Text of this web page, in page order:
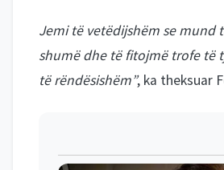
Jemi të vetëdijshëm se mund
shumë dhe të fitojmë trofe të
të rëndësishëm”, ka theksuar